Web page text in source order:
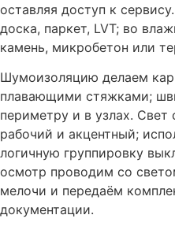
оставляя доступ к
доска, паркет, LVT; во
камень, микробетон или
Шумоизоляцию делаем
плавающими стяжками;
периметру и в узлах.
рабочий и акцентный;
логичную группировку
осмотр проводим со
мелочи и передаём
документации.